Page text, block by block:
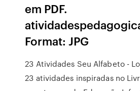
em PDF.
Format: JPG
23 Atividades Seu Alfabeto -
23 atividades inspiradas no